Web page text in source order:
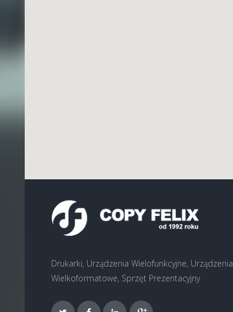
Drukarki, Urządzenia Wielofunkcyjne, Urządzenia
Wielkoformatowe, Sprzęt Prezentacyjny